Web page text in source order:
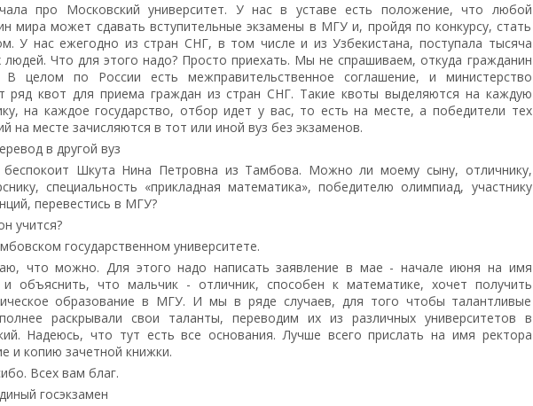
про Московский университет. У нас в уставе есть положение, что любой
мира может сдавать вступительные экзамены в МГУ и, пройдя по конкурсу, стать
У нас ежегодно из стран СНГ, в том числе и из Узбекистана, поступала тысяча
Что для этого надо? Просто приехать. Мы не спрашиваем, откуда гражданин
В целом по России есть межправительственное соглашение, и министерство
ряд квот для приема граждан из стран СНГ. Такие квоты выделяются на каждую
на каждое государство, отбор идет у вас, то есть на месте, а победители тех
на месте зачисляются в тот или иной вуз без экзаменов.
в другой вуз
Шкута Нина Петровна из Тамбова. Можно ли моему сыну, отличнику,
специальность «прикладная математика», победителю олимпиад, участнику
перевестись в МГУ?
учится?
государственном университете.
что можно. Для этого надо написать заявление в мае - начале июня на имя
и объяснить, что мальчик - отличник, способен к математике, хочет получить
образование в МГУ. И мы в ряде случаев, для того чтобы талантливые
раскрывали свои таланты, переводим их из различных университетов в
Надеюсь, что тут есть все основания. Лучше всего прислать на имя ректора
и копию зачетной книжки.
Всех вам благ.
госэкзамен